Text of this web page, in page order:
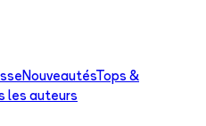
NouveautésTops &
les auteurs